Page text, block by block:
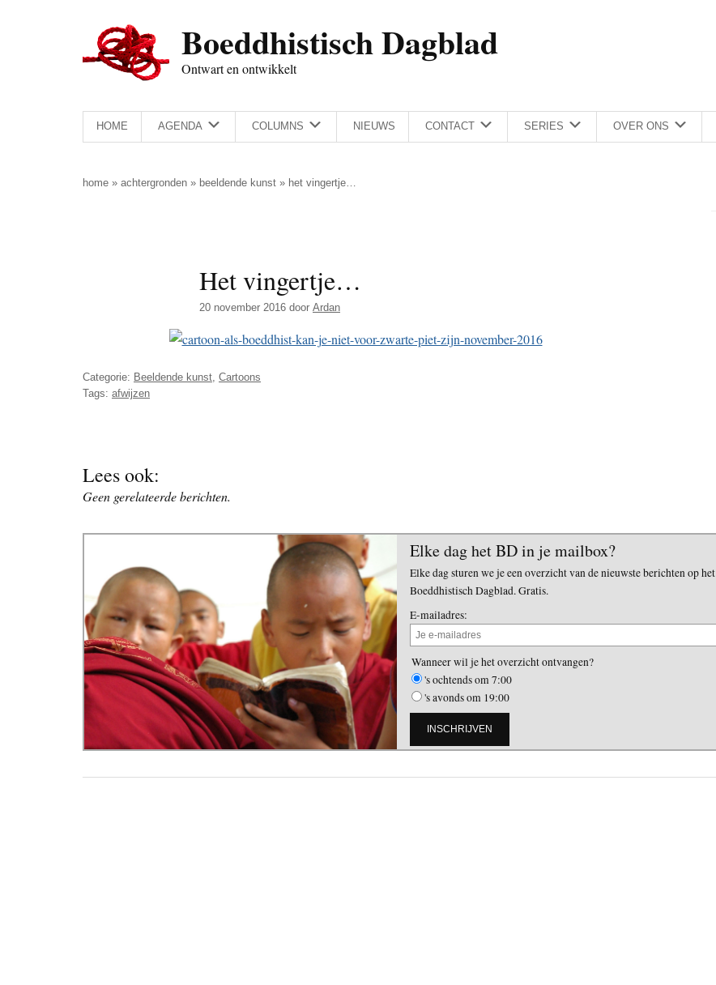
Boeddhistisch Dagblad
Ontwart en ontwikkelt
HOME AGENDA COLUMNS NIEUWS CONTACT SERIES OVER ONS
home » achtergronden » beeldende kunst » het vingertje…
Het vingertje…
20 november 2016 door Ardan
Categorie: Beeldende kunst, Cartoons
Tags: afwijzen
Lees ook:
Geen gerelateerde berichten.
Elke dag het BD in je mailbox?
Elke dag sturen we je een overzicht van de nieuwste berichten op het
Boeddhistisch Dagblad. Gratis.
E-mailadres:
Wanneer wil je het overzicht ontvangen?
's ochtends om 7:00
's avonds om 19:00